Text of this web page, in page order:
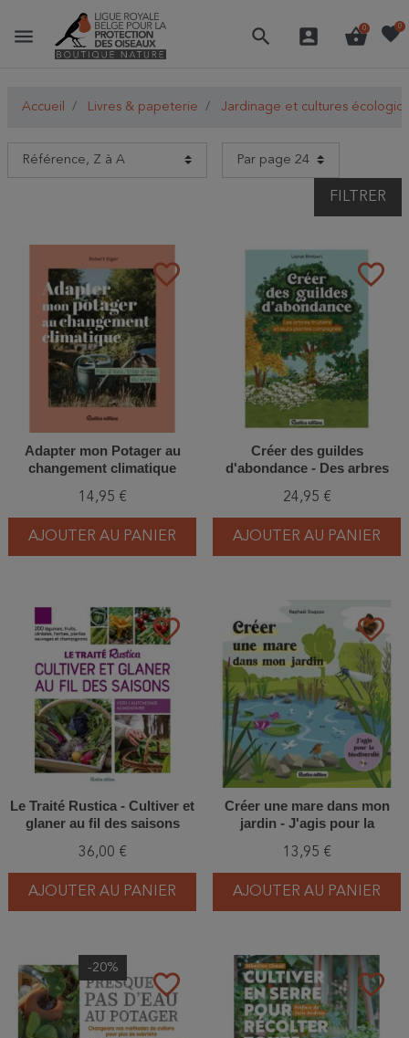
menu search account_box shopping_basket
0 favorite0
Accueil Livres & papeterie Jardinage et cultures
FILTRER
favorite_border
Adapter mon Potager au
changement climatique
14,95 €
AJOUTER AU PANIER
favorite_border
Créer des guildes
d'abondance - Des arbres
compagnes
24,95 €
AJOUTER AU PANIER
favorite_border
Le Traité Rustica - Cultiver et
glaner au fil des saisons
36,00 €
AJOUTER AU PANIER
favorite_border
Créer une mare dans mon
jardin - J'agis pour la
13,95 €
AJOUTER AU PANIER
favorite_border
-20%
favorite_border